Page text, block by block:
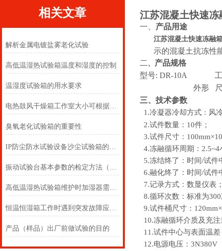
相关文章
解析金属电镀盐雾老化试验
高低温湿热试验箱温度和湿度的控制
温湿度试验箱的用水要求
电热鼓风干燥箱工作室大小可根据试验物品的大小和多少来确定
臭氧老化试验箱的重要性
IP防尘防水试验设备沙尘试验箱的试验步骤
振动试验台基本参数的检定方法（上）
高低温湿热试验箱维护时加湿器需要注意定期清洗
恒温恒湿箱工作时遇到突发故障应如何处理
产品（样品）出厂前做试验的目的
江苏混凝土快速
一、 产品用途
江苏混凝土快速冻融
示的混凝土抗冻性
二 、 产品规格
型号: DR-10A
外形
三、技术参数
1.冷凝器冷却方式 ： 风
2.试件数量：10件；
3.试件尺寸：100mm
4.冻融循环周期：
5.冻结终了：时间/试件
6.融化终了：时间/试
7.记录方式：数显仪表
8.循环次数：标准为
9.试件桶尺寸：120mm
10.冻融循环介质及充
11.试件中心与表面温
12.电源电压：